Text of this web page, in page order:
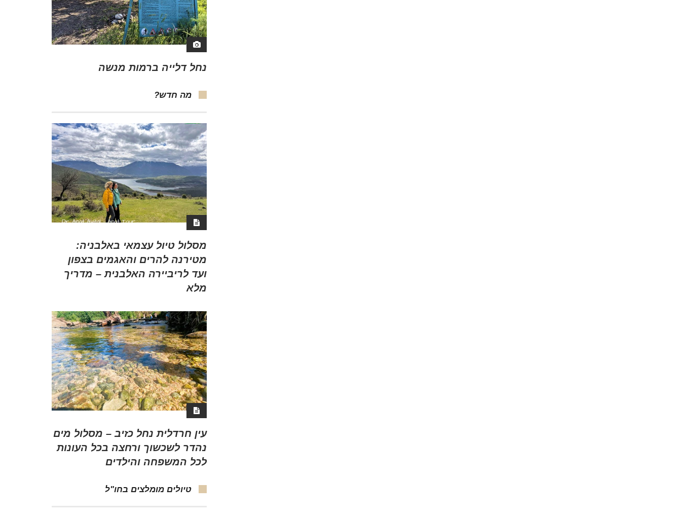
נחל דלייה ברמות מנשה
מה חדש?
מסלול טיול עצמאי באלבניה:
מטירנה להרים והאגמים בצפון
ועד לריביירה האלבנית – מדריך
מלא
עין חרדלית נחל כזיב – מסלול מים
נהדר לשכשוך ורחצה בכל העונות
לכל המשפחה והילדים
טיולים מומלצים בחו"ל